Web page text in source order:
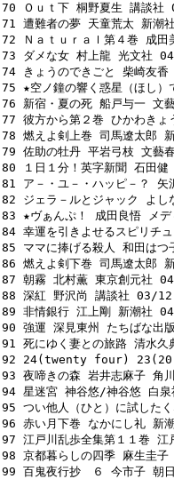
70 Ｏｕｔ下 桐野夏生 講談
71 遭難者の夢 天童荒太 新
72 Ｎａｔｕｒａｌ第４巻 成
73 ダメな女 村上龍 光文社
74 きょうのできごと 柴崎友
75 ★空ノ鐘の響く惑星（ほし
76 新宿・夏の死 船戸与一
77 彼方から第２巻 ひかわき
78 燃えよ剣上巻 司馬遼太郎
79 佐助の牡丹 平岩弓枝 文
80 １日１分！英字新聞 石田
81 ア－・ユ－・ハッピ－？
82 ジェラ－ルとジャック よ
83 ★ヴぁんぷ！ 成田良悟 メ
84 幸運を引きよせるスピリ
85 ママに捧げる殺人 和田は
86 燃えよ剣下巻 司馬遼太郎
87 朝霧 北村薫 東京創元社
88 深紅 野沢尚 講談社 03/
89 非情銀行 江上剛 新潮社
90 強運 深見東州 たちばな
91 死にゆく妻との旅路 清水
92 24(twenty four)
93 夜啼きの森 岩井志麻子
94 星迷宮 神谷悠/神谷悠 白
95 つい他人（ひと）に試した
96 赤い月下巻 なかにし礼
97 江戸川乱歩全集第１１巻
98 京都暮らしの四季 麻生圭
99 百鬼夜行抄　６ 今市子